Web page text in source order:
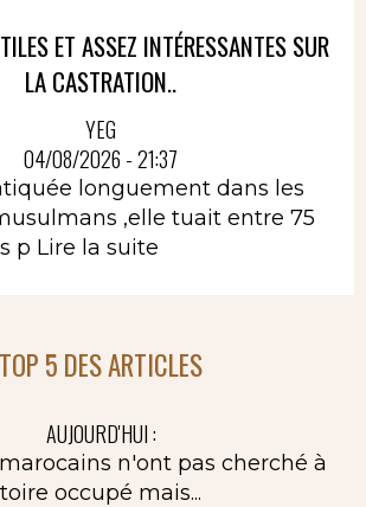
ET ASSEZ INTÉRESSANTES SUR
LA CASTRATION..
YEG
04/08/2026 - 21:37
longuement dans les
,elle tuait entre 75
p Lire la suite
TOP 5 DES ARTICLES
AUJOURD'HUI :
n'ont pas cherché à
occupé mais...